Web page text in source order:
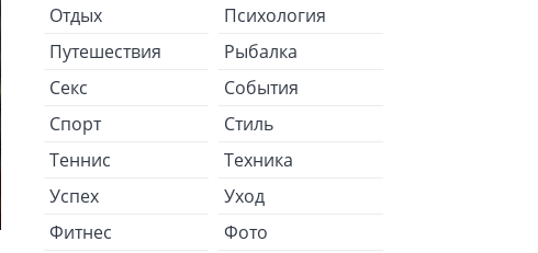
Отдых
Психология
Путешествия
Рыбалка
Секс
События
Спорт
Стиль
Теннис
Техника
Успех
Уход
Фитнес
Фото